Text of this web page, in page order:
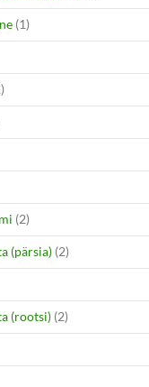
(1)
(2)
(pärsia) (2)
(rootsi) (2)